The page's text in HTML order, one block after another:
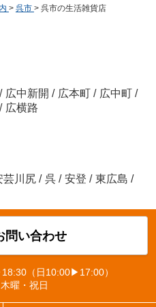
> 呉市 > 呉市の生活雑貨店
/ 広中新開 / 広本町 / 広中町 /
/ 広横路
芸川尻 / 呉 / 安登 / 東広島 /
問い合わせ
（日10:00▶17:00）
木曜・祝日